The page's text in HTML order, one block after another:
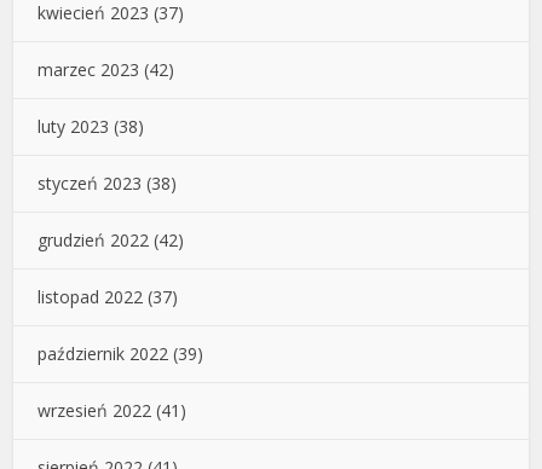
kwiecień 2023 (37)
marzec 2023 (42)
luty 2023 (38)
styczeń 2023 (38)
grudzień 2022 (42)
listopad 2022 (37)
październik 2022 (39)
wrzesień 2022 (41)